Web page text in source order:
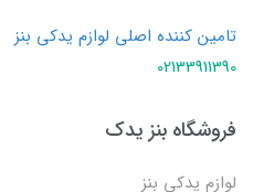
تامین کننده اصلی لوازم یدکی بنز
02133911390
فروشگاه بنز یدک
لوازم یدکی بنز